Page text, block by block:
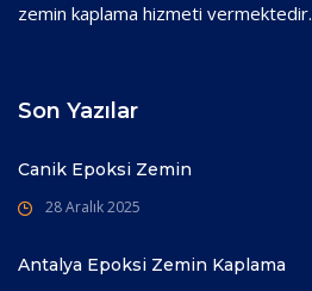
zemin kaplama hizmeti vermektedir.
Son Yazılar
Canik Epoksi Zemin
28 Aralık 2025
Antalya Epoksi Zemin Kaplama